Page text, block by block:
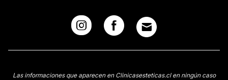
Las informaciones que aparecen en Clinicasesteticas.cl en ningún caso